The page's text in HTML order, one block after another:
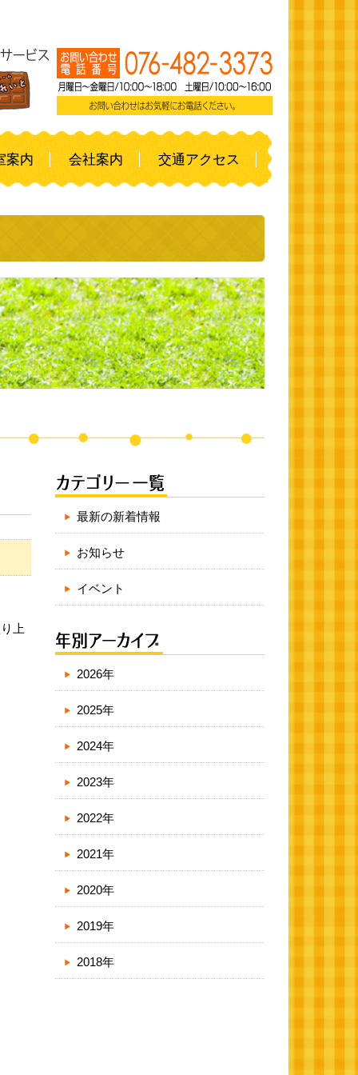
案内 会社案内 交通アクセス
上
最新の新着情報
お知らせ
イベント
2026年
2025年
2024年
2023年
2022年
2021年
2020年
2019年
2018年